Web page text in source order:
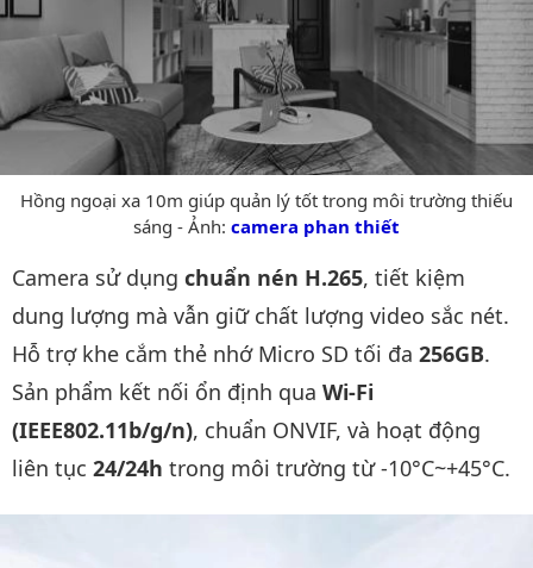
Hồng ngoại xa 10m giúp quản lý tốt trong môi trường thiếu
sáng - Ảnh: camera phan thiết
Camera sử dụng chuẩn nén H.265, tiết kiệm
dung lượng mà vẫn giữ chất lượng video sắc nét.
Hỗ trợ khe cắm thẻ nhớ Micro SD tối đa 256GB.
Sản phẩm kết nối ổn định qua Wi-Fi
(IEEE802.11b/g/n), chuẩn ONVIF, và hoạt động
liên tục 24/24h trong môi trường từ -10°C~+45°C.